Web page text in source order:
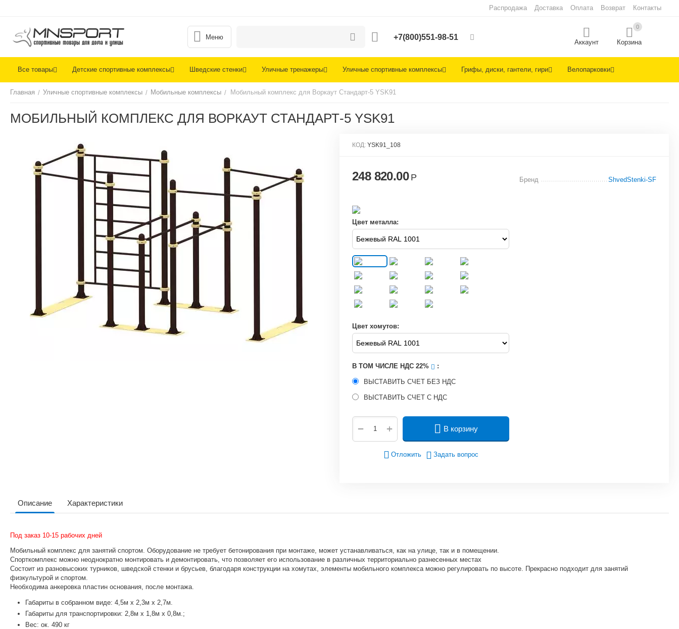
Распродажа Доставка Оплата Возврат Контакты
Меню +7(800)551-98-51
Аккаунт
0
Корзина
Все товары Детские спортивные комплексы Шведские стенки Уличные тренажеры Уличные спортивные комплексы Грифы, диски, гантели, гири Велопарковки
Главная / Уличные спортивные комплексы / Мобильные комплексы / Мобильный комплекс для Воркаут Стандарт-5 YSK91
МОБИЛЬНЫЙ КОМПЛЕКС ДЛЯ ВОРКАУТ СТАНДАРТ-5 YSK91
КОД: YSK91_108
248 820.00 Р
Цвет металла:
Цвет хомутов:
В ТОМ ЧИСЛЕ НДС 22% :
ВЫСТАВИТЬ СЧЕТ БЕЗ НДС
ВЫСТАВИТЬ СЧЕТ С НДС
+
− В корзину
Отложить Задать вопрос
Бренд ShvedStenki-SF
Описание Характеристики
Под заказ 10-15 рабочих дней
Мобильный комплекс для занятий спортом. Оборудование не требует бетонирования при монтаже, может устанавливаться, как на улице, так и в помещении.
Спорткомплекс можно неоднократно монтировать и демонтировать, что позволяет его использование в различных территориально разнесенных местах
Состоит из разновысоких турников, шведской стенки и брусьев, благодаря конструкции на хомутах, элементы мобильного комплекса можно регулировать по высоте. Прекрасно подходит для занятий
физкультурой и спортом.
Необходима анкеровка пластин основания, после монтажа.
Габариты в собранном виде: 4,5м х 2,3м х 2,7м.
Габариты для транспортировки: 2,8м х 1,8м х 0,8м.;
Вес: ок. 490 кг